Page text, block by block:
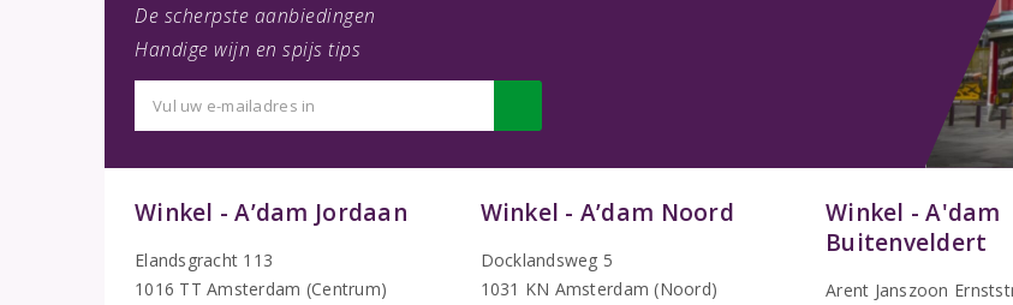
De scherpste aanbiedingen
Handige wijn en spijs tips
Winkel - A’dam Jordaan
Elandsgracht 113
1016 TT Amsterdam (Centrum)
Winkel - A’dam Noord
Docklandsweg 5
1031 KN Amsterdam (Noord)
Winkel - A'dam
Buitenveldert
Arent Janszoon